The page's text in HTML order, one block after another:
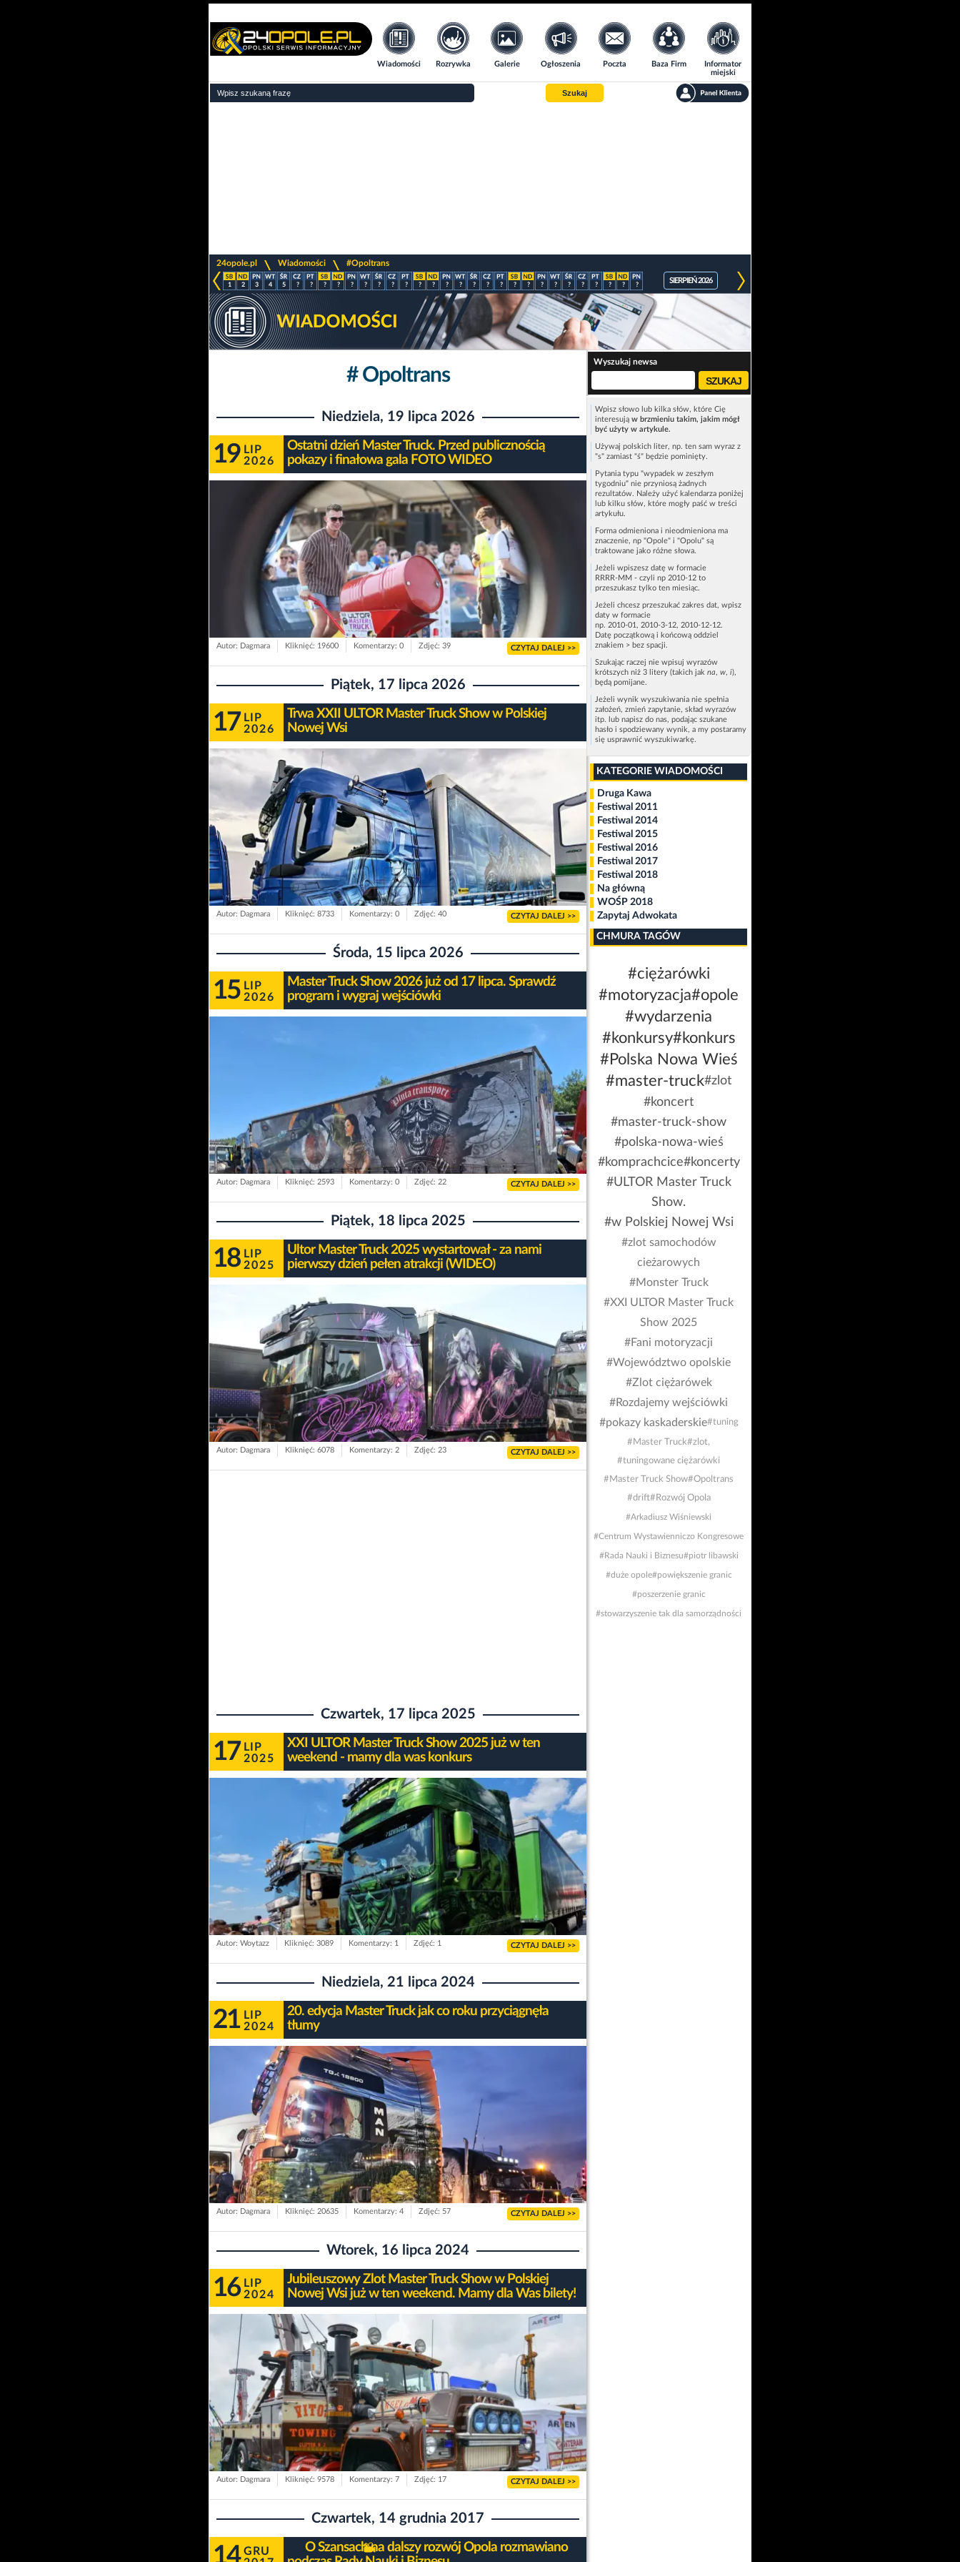
Wiadomości Rozrywka Galerie Ogłoszenia Poczta Baza Firm
Informator
miejski
Szukaj
24opole.pl Wiadomości #Opoltrans
1 2 3 4 5 ? ? ? ? ? ? ? ? ? ? ? ? ? ? ? ? ? ? ? ? ? ? ? ? ? ?
SIERPIEŃ 2026
# Opoltrans
Niedziela, 19 lipca 2026
19 LIP
2026
Ostatni dzień Master Truck. Przed publicznością
pokazy i finałowa gala FOTO WIDEO
Autor: Dagmara Kliknięć: 19600 Komentarzy: 0 Zdjęć: 39 CZYTAJ DALEJ >>
Piątek, 17 lipca 2026
17 LIP
2026
Trwa XXII ULTOR Master Truck Show w Polskiej
Nowej Wsi
Autor: Dagmara Kliknięć: 8733 Komentarzy: 0 Zdjęć: 40 CZYTAJ DALEJ >>
Środa, 15 lipca 2026
15 LIP
2026
Master Truck Show 2026 już od 17 lipca. Sprawdź
program i wygraj wejściówki
Autor: Dagmara Kliknięć: 2593 Komentarzy: 0 Zdjęć: 22 CZYTAJ DALEJ >>
Piątek, 18 lipca 2025
18 LIP
2025
Ultor Master Truck 2025 wystartował - za nami
pierwszy dzień pełen atrakcji (WIDEO)
Autor: Dagmara Kliknięć: 6078 Komentarzy: 2 Zdjęć: 23 CZYTAJ DALEJ >>
Czwartek, 17 lipca 2025
17 LIP
2025
XXI ULTOR Master Truck Show 2025 już w ten
weekend - mamy dla was konkurs
Autor: Woytazz Kliknięć: 3089 Komentarzy: 1 Zdjęć: 1 CZYTAJ DALEJ >>
Niedziela, 21 lipca 2024
21 LIP
2024
20. edycja Master Truck jak co roku przyciągnęła
tłumy
Autor: Dagmara Kliknięć: 20635 Komentarzy: 4 Zdjęć: 57 CZYTAJ DALEJ >>
Wtorek, 16 lipca 2024
16 LIP
2024
Jubileuszowy Zlot Master Truck Show w Polskiej
Nowej Wsi już w ten weekend. Mamy dla Was bilety!
Autor: Dagmara Kliknięć: 9578 Komentarzy: 7 Zdjęć: 17 CZYTAJ DALEJ >>
Czwartek, 14 grudnia 2017
14 GRU
O Szansach na dalszy rozwój Opola rozmawiano
Wyszukaj newsa
Wpisz słowo lub kilka słów, które Cię
interesują w brzmieniu takim, jakim mógł
być użyty w artykule.
Używaj polskich liter, np. ten sam wyraz z
"s" zamiast "ś" będzie pominięty.
Pytania typu "wypadek w zeszłym
tygodniu" nie przyniosą żadnych
rezultatów. Należy użyć kalendarza poniżej
lub kilku słów, które mogły paść w treści
artykułu.
Forma odmieniona i nieodmieniona ma
znaczenie, np "Opole" i "Opolu" są
traktowane jako różne słowa.
Jeżeli wpiszesz datę w formacie
RRRR-MM - czyli np 2010-12 to
przeszukasz tylko ten miesiąc.
Jeżeli chcesz przeszukać zakres dat, wpisz
daty w formacie
np. 2010-01, 2010-3-12, 2010-12-12.
Datę początkową i końcową oddziel
znakiem > bez spacji.
Szukając raczej nie wpisuj wyrazów
krótszych niż 3 litery (takich jak na, w, i),
będą pomijane.
Jeżeli wynik wyszukiwania nie spełnia
założeń, zmień zapytanie, skład wyrazów
itp. lub napisz do nas, podając szukane
hasło i spodziewany wynik, a my postaramy
się usprawnić wyszukiwarkę.
KATEGORIE WIADOMOŚCI
Druga Kawa
Festiwal 2011
Festiwal 2014
Festiwal 2015
Festiwal 2016
Festiwal 2017
Festiwal 2018
Na główną
WOŚP 2018
Zapytaj Adwokata
CHMURA TAGÓW
#ciężarówki
#motoryzacja#opole
#wydarzenia
#konkursy#konkurs
#Polska Nowa Wieś
#master-truck#zlot
#koncert
#master-truck-show
#polska-nowa-wieś
#komprachcice#koncerty
#ULTOR Master Truck
Show.
#w Polskiej Nowej Wsi
#zlot samochodów
cieżarowych
#Monster Truck
#XXI ULTOR Master Truck
Show 2025
#Fani motoryzacji
#Województwo opolskie
#Zlot ciężarówek
#Rozdajemy wejściówki
#pokazy kaskaderskie#tuning
#Master Truck#zlot,
#tuningowane ciężarówki
#Master Truck Show#Opoltrans
#drift#Rozwój Opola
#Arkadiusz Wiśniewski
#Centrum Wystawienniczo Kongresowe
#Rada Nauki i Biznesu#piotr libawski
#duże opole#powiększenie granic
#poszerzenie granic
#stowarzyszenie tak dla samorządności